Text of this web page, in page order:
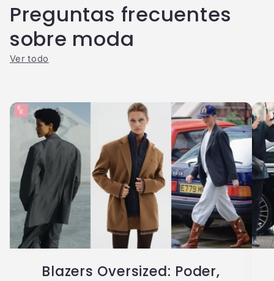
Preguntas frecuentes
sobre moda
Ver todo
Blazers Oversized: Poder,